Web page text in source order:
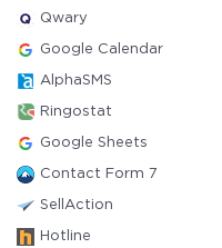
Qwary
Google Calendar
AlphaSMS
Ringostat
Google Sheets
Contact Form 7
SellAction
Hotline